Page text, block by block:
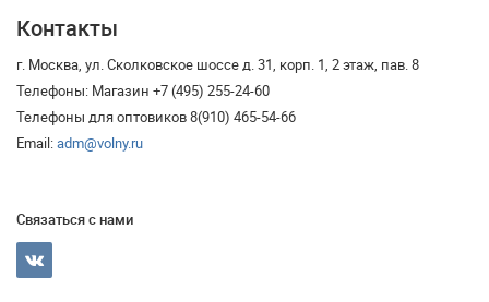
Контакты
г. Москва, ул. Сколковское шоссе д. 31, корп. 1, 2 этаж, пав. 8
Телефоны: Магазин +7 (495) 255-24-60
Телефоны для оптовиков 8(910) 465-54-66
Email:adm@volny.ru
Связаться с нами